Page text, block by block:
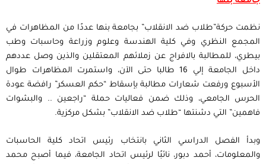
نظمت حركة”طلاب ضد الانقلاب” بجامعة بنها عددًا من المظاهرات في
المجمع النظري وفي كلية الهندسة وعلوم وزراعة وحاسبات وطب
بيطري، للمطالبة بالافراج عن زملائهم المعتقلين والذين وصل عددهم
داخل الجامعة إلي 16 طالبا حتى الآن، واستمرت المظاهرات طوال
الأسبوع ورفعت شعارات مطالبة بإسقاط “حكم العسكر” رافضة عودة
الحرس الجامعي، وذلك ضمن فعاليات حملة “راجعين .. والبشوات
فاهمين” التي دشنتها “طلاب ضد الانقلاب” بشكل مركزية.
وبدأ الفصل الدراسي الثاني بانتخاب رئيس اتحاد كلية الحاسبات
والمعلومات، أحمد دبور، نائبًا لرئيس اتحاد الجامعة، فيما أصبح محمد